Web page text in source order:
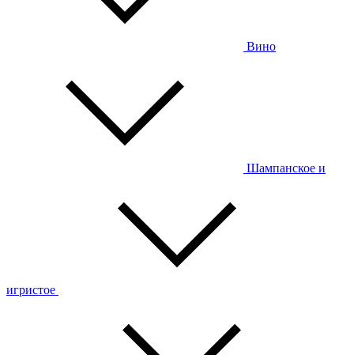
Вино
Шампанское и
игристое